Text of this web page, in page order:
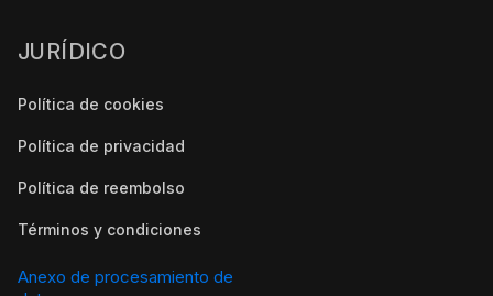
JURÍDICO
Política de cookies
Política de privacidad
Política de reembolso
Términos y condiciones
Anexo de procesamiento de